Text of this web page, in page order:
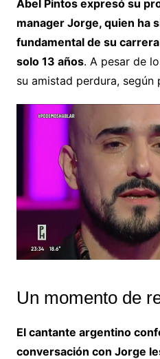
Abel Pintos expresó su
manager Jorge, quien ha
fundamental de su
solo 13 años. A pesar de
su amistad perdura, según
Un momento de
El cantante argentino
conversación con Jorge